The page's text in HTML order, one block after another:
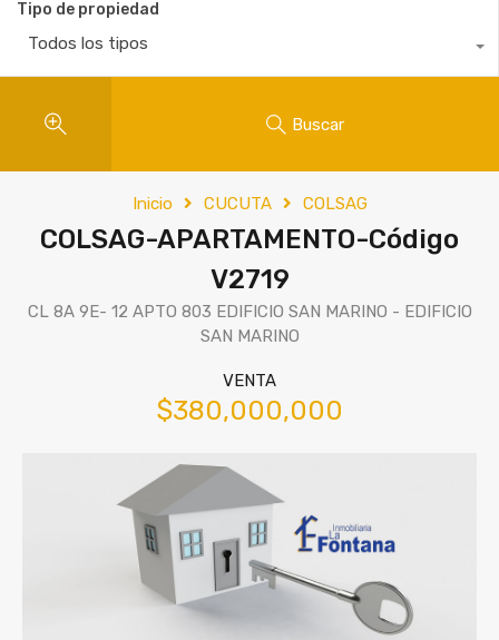
Tipo de propiedad
Todos los tipos
Buscar
Inicio CUCUTA COLSAG
COLSAG-APARTAMENTO-Código
V2719
CL 8A 9E- 12 APTO 803 EDIFICIO SAN MARINO - EDIFICIO
SAN MARINO
VENTA
$380,000,000